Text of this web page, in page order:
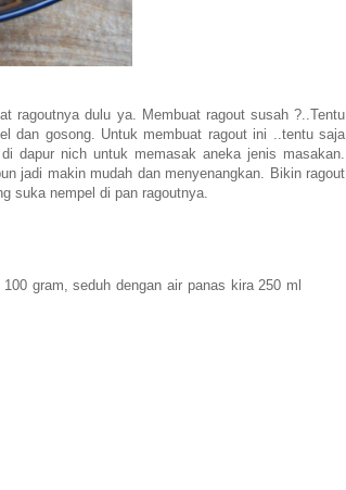
ragoutnya dulu ya. Membuat ragout susah ?..Tentu
dan gosong. Untuk membuat ragout ini ..tentu saja
dapur nich untuk memasak aneka jenis masakan.
jadi makin mudah dan menyenangkan. Bikin ragout
suka nempel di pan ragoutnya.
100 gram, seduh dengan air panas kira 250 ml